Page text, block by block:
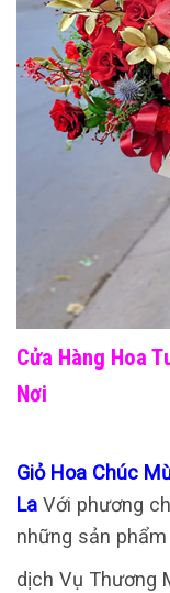
Cửa Hàng Hoa
Nơi
Giỏ Hoa Chúc
La Với phương
những sản
dịch Vụ Thương